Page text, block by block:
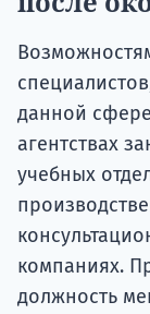
данной
агентствах
учебных
компаниях.
должность